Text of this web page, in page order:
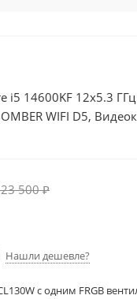
i5 14600KF 12x5.3
WIFI D5,
1000Гб + HDD 2Тб,
500₽
Нашли дешевле?
c одним FRGB